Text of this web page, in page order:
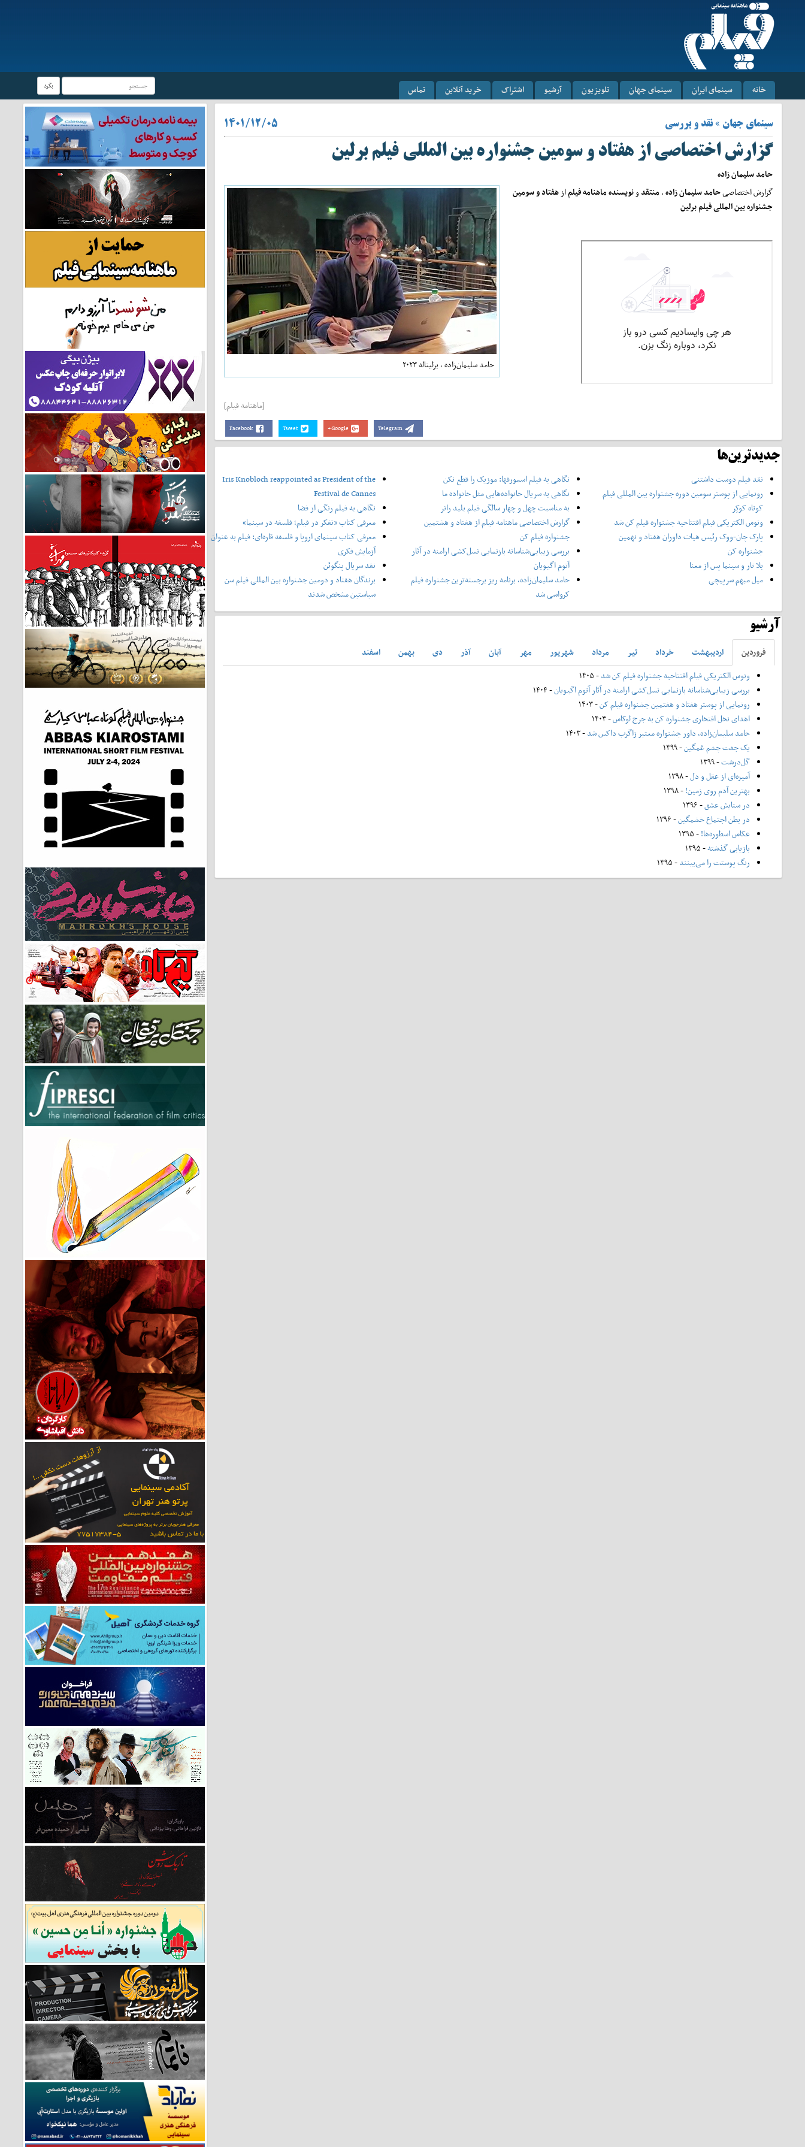
خانه سینمای ایران سینمای جهان تلویزیون آرشیو اشتراک خرید آنلاین تماس بگرد
سینمای جهان » نقد و بررسی ۱۴۰۱/۱۲/۰۵
گزارش اختصاصی از هفتاد و سومین جشنواره بین المللی فیلم برلین
حامد سلیمان زاده
حامد سلیمان‌زاده ، برلیناله ۲۰۲۳
گزارش اختصاصیحامد سلیمان زاده، منتقد ونویسندهماهنامه فیلماز هفتاد و سومین
جشنواره بین المللی فیلم برلین
[ماهنامه فیلم]
Facebook Tweet Google+ Telegram
جدیدترین‌ها
نقد فیلم دوست داشتنی
رونمایی از پوستر‌ سومین دوره جشنواره بین المللی فیلم
کوتاه کوکِر
ونوس الکتریکی فیلم افتتاحیه جشنواره فیلم کن شد
پارک چان-ووک رئیس هیات داوران هفتاد و نهمین
جشنواره کن
بلا تار و سینما پس از معنا
میل مبهم سرپیچی
نگاهی به فیلم اسمورفها: موزیک را قطع نکن
نگاهی به سریال خانواده‌هایی مثل خانواده ما
به مناسبت چهل و چهار سالگی فیلم بلید رانر
گزارش اختصاصی ماهنامه فیلم از هفتاد و هشتمین
جشنواره فیلم کن
بررسی زیبایی‌شناسانه بازنمایی نسل‌کشی ارامنه در آثار
آتوم اگیویان
حامد سلیمان‌زاده، برنامه ریز برجسته‌ترین جشنواره فیلم
کرواسی شد
Iris Knobloch reappointed as President of the
Festival de Cannes
نگاهی به فیلم رنگی از فضا
معرفی کتاب «تفکر در فیلم؛ فلسفه در سینما»
معرفی کتاب سینمای اروپا و فلسفه قاره‌ای: فیلم به عنوان
آزمایش فکری
نقد سریال پنگوئن
برندگان هفتاد و دومین جشنواره بین المللی فیلم سن
سباستین مشخص شدند
آرشیو
فروردين ارديبهشت خرداد تير مرداد شهريور مهر آبان آذر دی بهمن
اسفند
ونوس الکتریکی فیلم افتتاحیه جشنواره فیلم کن شد- ۱۴۰۵
بررسی زیبایی‌شناسانه بازنمایی نسل‌کشی ارامنه در آثار آتوم اگیویان- ۱۴۰۴
رونمایی از پوستر هفتاد و هفتمین جشنواره فیلم کن- ۱۴۰۳
اهدای نخل افتخاری جشنواره کن به جرج لوکاس- ۱۴۰۳
حامد سلیمان‌زاده، داور جشنواره معتبر زاگرب داکس شد- ۱۴۰۳
یک جفت چشم غمگین- ۱۳۹۹
گل‌درشت- ۱۳۹۹
آمیزه‌ای از عقل و دل- ۱۳۹۸
بهترین آدم روی زمین!- ۱۳۹۸
در ستایش عشق- ۱۳۹۶
در بطن اجتماع خشمگین- ۱۳۹۶
عکاس اسطوره‌ها!- ۱۳۹۵
بازیابی گذشته- ۱۳۹۵
رنگ پوستت را می‌بینند- ۱۳۹۵